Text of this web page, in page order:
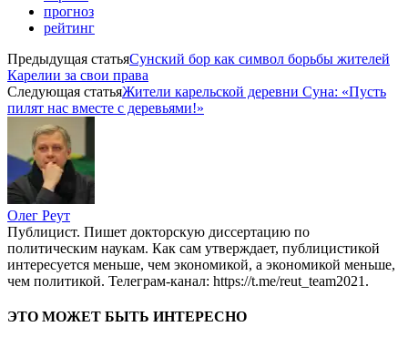
прогноз
рейтинг
Предыдущая статьяСунский бор как символ борьбы жителей
Карелии за свои права
Следующая статьяЖители карельской деревни Суна: «Пусть
пилят нас вместе с деревьями!»
Олег Реут
Публицист. Пишет докторскую диссертацию по
политическим наукам. Как сам утверждает, публицистикой
интересуется меньше, чем экономикой, а экономикой меньше,
чем политикой. Телеграм-канал: https://t.me/reut_team2021.
ЭТО МОЖЕТ БЫТЬ ИНТЕРЕСНО